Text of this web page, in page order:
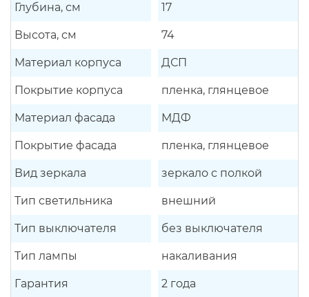
Глубина, см 17
Высота, см 74
Материал корпуса ДСП
Покрытие корпуса пленка, глянцевое
Материал фасада МДФ
Покрытие фасада пленка, глянцевое
Вид зеркала зеркало с полкой
Тип светильника внешний
Тип выключателя без выключателя
Тип лампы накаливания
Гарантия 2 года